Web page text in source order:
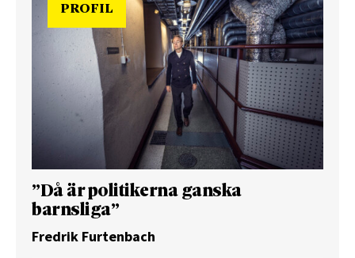
PROFIL
”Då är politikerna ganska
barnsliga”
Fredrik Furtenbach